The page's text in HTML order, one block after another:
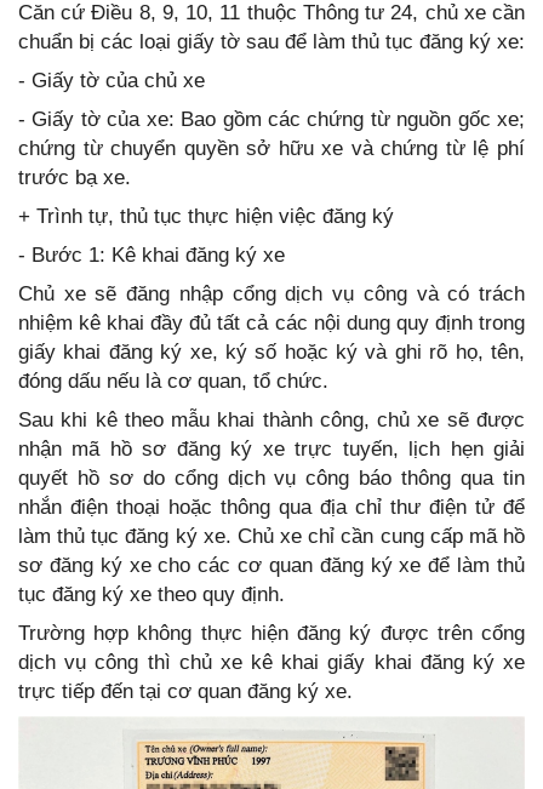
Căn cứ Điều 8, 9, 10, 11 thuộc Thông tư 24, chủ xe cần
chuẩn bị các loại giấy tờ sau để làm thủ tục đăng ký xe:
- Giấy tờ của chủ xe
- Giấy tờ của xe: Bao gồm các chứng từ nguồn gốc xe;
chứng từ chuyển quyền sở hữu xe và chứng từ lệ phí
trước bạ xe.
+ Trình tự, thủ tục thực hiện việc đăng ký
- Bước 1: Kê khai đăng ký xe
Chủ xe sẽ đăng nhập cổng dịch vụ công và có trách
nhiệm kê khai đầy đủ tất cả các nội dung quy định trong
giấy khai đăng ký xe, ký số hoặc ký và ghi rõ họ, tên,
đóng dấu nếu là cơ quan, tổ chức.
Sau khi kê theo mẫu khai thành công, chủ xe sẽ được
nhận mã hồ sơ đăng ký xe trực tuyến, lịch hẹn giải
quyết hồ sơ do cổng dịch vụ công báo thông qua tin
nhắn điện thoại hoặc thông qua địa chỉ thư điện tử để
làm thủ tục đăng ký xe. Chủ xe chỉ cần cung cấp mã hồ
sơ đăng ký xe cho các cơ quan đăng ký xe để làm thủ
tục đăng ký xe theo quy định.
Trường hợp không thực hiện đăng ký được trên cổng
dịch vụ công thì chủ xe kê khai giấy khai đăng ký xe
trực tiếp đến tại cơ quan đăng ký xe.